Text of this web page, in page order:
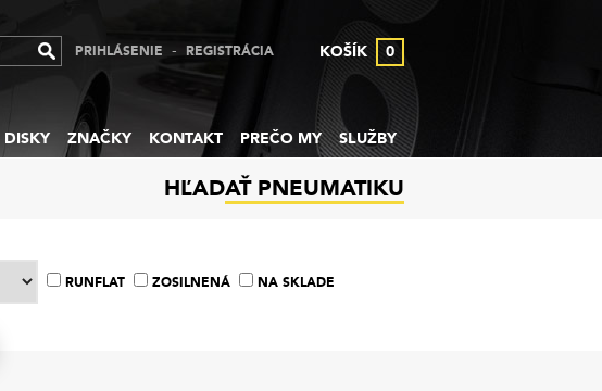
PRIHLÁSENIE - REGISTRÁCIA KOŠÍK 0
DISKY ZNAČKY KONTAKT PREČO MY SLUŽBY
HĽADAŤ PNEUMATIKU
RUNFLAT ZOSILNENÁ NA SKLADE